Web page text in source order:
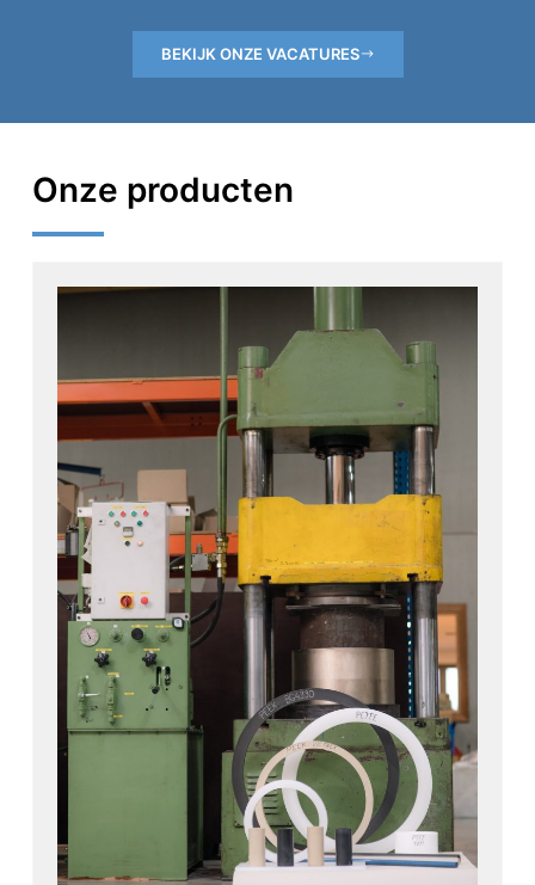
BEKIJK ONZE VACATURES
Onze producten